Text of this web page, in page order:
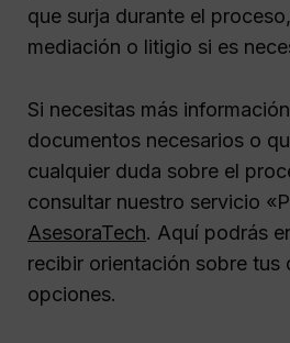
que surja durante el
mediación o litigio si es
Si necesitas más
documentos necesarios o
cualquier duda sobre el
consultar nuestro servicio
AsesoraTech. Aquí podrás
recibir orientación sobre tus
opciones.